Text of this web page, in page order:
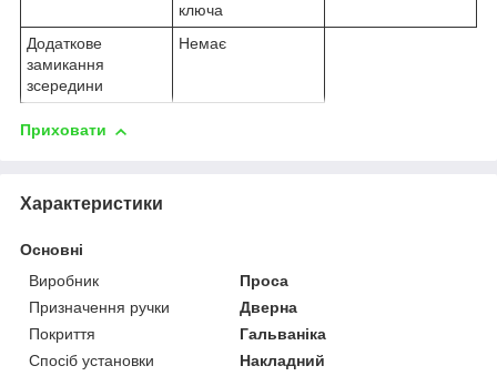
ключа
Додаткове
замикання
зсередини
Немає
Приховати
Характеристики
Основні
Виробник
Проса
Призначення ручки
Дверна
Покриття
Гальваніка
Спосіб установки
Накладний